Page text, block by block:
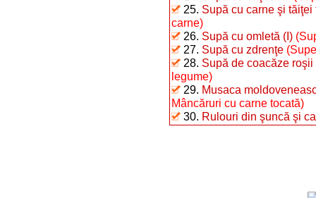
25. Supă cu carne şi tăiţei
carne)
26. Supă cu omletă (I)
27. Supă cu zdrenţe
28. Supă de coacăze roşii
legume)
29. Musaca
Mâncăruri cu carne tocată)
30. Rulouri din şuncă şi